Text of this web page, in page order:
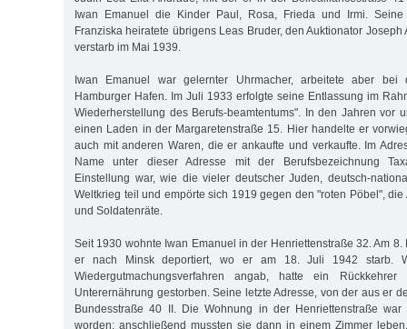
Iwan Emanuel die Kinder Paul, Rosa, Frieda und Irmi. Seine
Franziska heiratete übrigens Leas Bruder, den Auktionator
verstarb im Mai 1939.
Iwan Emanuel war gelernter Uhrmacher, arbeitete aber bei
Hamburger Hafen. Im Juli 1933 erfolgte seine Entlassung im
Wiederherstellung des Berufs-beamtentums". In den Jahren vor
einen Laden in der Margaretenstraße 15. Hier handelte er
auch mit anderen Waren, die er ankaufte und verkaufte. Im
Name unter dieser Adresse mit der Berufsbezeichnung
Einstellung war, wie die vieler deutscher Juden, deutsch-
Weltkrieg teil und empörte sich 1919 gegen den "roten Pöbel", die
und Soldatenräte.
Seit 1930 wohnte Iwan Emanuel in der Henriettenstraße 32. Am
er nach Minsk deportiert, wo er am 18. Juli 1942 starb.
Wiedergutmachungsverfahren angab, hatte ein
Unterernährung gestorben. Seine letzte Adresse, von der aus er
Bundesstraße 40 II. Die Wohnung in der Henriettenstraße war
worden; anschließend mussten sie dann in einem Zimmer